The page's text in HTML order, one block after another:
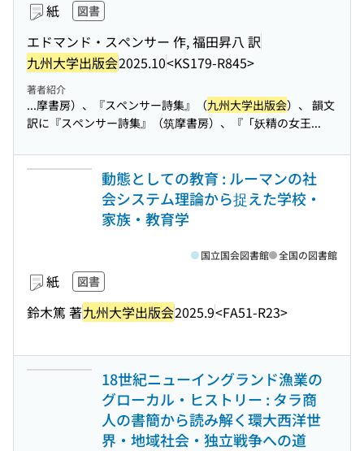
紙 図書
エドマンド・スペンサー 作, 福田昇八 訳
九州大学出版会2025.10<KS179-R845>
著者紹介
...摩書房）、『スペンサー詩集』（九州大学出版会）、 韻文
訳に『スペンサー詩集』（筑摩書房）、『「妖精の女王...
動態としての教育 : ルーマンの社
会システム理論から捉えた学校・
家族・教育学
紙 図書
鈴木篤 著九州大学出版会2025.9<FA51-R23>
国立国会図書館 全国の図書館
18世紀ニューイングランド漁業の
グローカル・ヒストリー : タラ商
人の書簡から読み解く環大西洋世
界・地域社会・独立戦争への道